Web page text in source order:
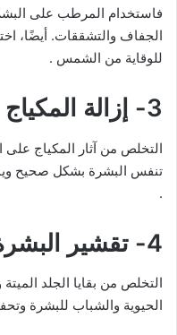
فاستخدام المرطب على
الجفاف والتشققات. أيضًا،
للوقاية من الشمس .
3- إزالة المكياج
التخلص من آثار المكياج
تنفس البشرة بشكل صحيح
.
4- تقشير البشرة
التخلص من بقايا الجلد
الحيوية والشباب للبشرة